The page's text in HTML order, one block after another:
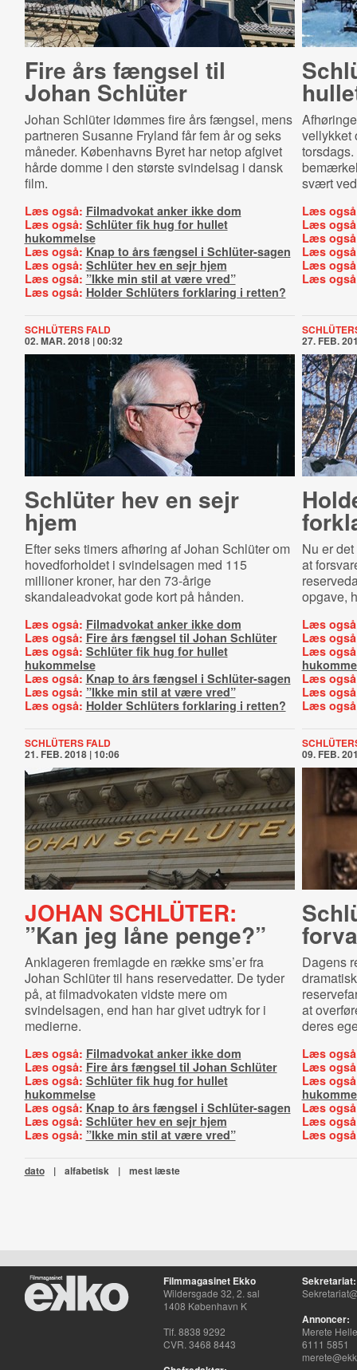
Fire års fængsel til
Johan Schlüter
Johan Schlüter idømmes fire års fængsel, mens
partneren Susanne Fryland får fem år og seks
måneder. Københavns Byret har netop afgivet
hårde domme i den største svindelsag i dansk
film.
Læs også: Filmadvokat anker ikke dom
Læs også: Schlüter fik hug for hullet
hukommelse
Læs også: Knap to års fængsel i Schlüter-sagen
Læs også: Schlüter hev en sejr hjem
Læs også: ”Ikke min stil at være vred”
Læs også: Holder Schlüters forklaring i retten?
vellykket
svært
Læs
Læs
Læs
Læs
Læs
Læs
SCHLÜTERS FALD
02. MAR. 2018 | 00:32
Schlüter hev en sejr
hjem
Efter seks timers afhøring af Johan Schlüter om
hovedforholdet i svindelsagen med 115
millioner kroner, har den 73-årige
skandaleadvokat gode kort på hånden.
Læs også: Filmadvokat anker ikke dom
Læs også: Fire års fængsel til Johan Schlüter
Læs også: Schlüter fik hug for hullet
hukommelse
Læs også: Knap to års fængsel i Schlüter-sagen
Læs også: ”Ikke min stil at være vred”
Læs også: Holder Schlüters forklaring i retten?
27. FEB.
Nu er
at
opgave,
Læs
Læs
Læs
Læs
Læs
Læs
SCHLÜTERS FALD
21. FEB. 2018 | 10:06
JOHAN SCHLÜTER:
”Kan jeg låne penge?”
Anklageren fremlagde en række sms’er fra
Johan Schlüter til hans reservedatter. De tyder
på, at filmadvokaten vidste mere om
svindelsagen, end han har givet udtryk for i
medierne.
Læs også: Filmadvokat anker ikke dom
Læs også: Fire års fængsel til Johan Schlüter
Læs også: Schlüter fik hug for hullet
hukommelse
Læs også: Knap to års fængsel i Schlüter-sagen
Læs også: Schlüter hev en sejr hjem
Læs også: ”Ikke min stil at være vred”
09. FEB.
Dagens
at
deres
Læs
Læs
Læs
Læs
Læs
Læs
dato | alfabetisk | mest læste
Filmmagasinet Ekko
Wildersgade 32, 2. sal
1408 København K
Tlf. 8838 9292
CVR. 3468 8443
Sekretariat:
Annoncer:
Merete
6111 5851